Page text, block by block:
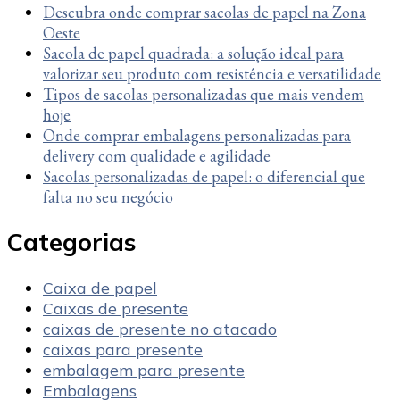
Descubra onde comprar sacolas de papel na Zona
Oeste
Sacola de papel quadrada: a solução ideal para
valorizar seu produto com resistência e versatilidade
Tipos de sacolas personalizadas que mais vendem
hoje
Onde comprar embalagens personalizadas para
delivery com qualidade e agilidade
Sacolas personalizadas de papel: o diferencial que
falta no seu negócio
Categorias
Caixa de papel
Caixas de presente
caixas de presente no atacado
caixas para presente
embalagem para presente
Embalagens